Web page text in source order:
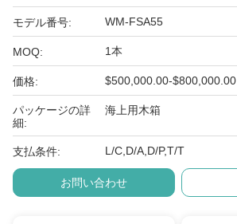
モデル番号: WM-FSA55
MOQ: 1本
価格: $500,000.00-$800,000.00
パッケージの詳
細:
海上用木箱
支払条件: L/C,D/A,D/P,T/T
お問い合わせ